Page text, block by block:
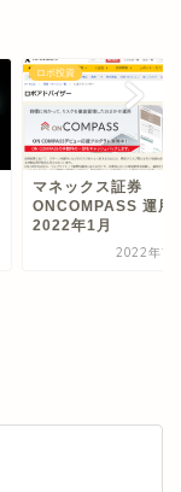
ロボ投資
マネックス証券
ONCOMPASS 運用
2022年1月
2022年1